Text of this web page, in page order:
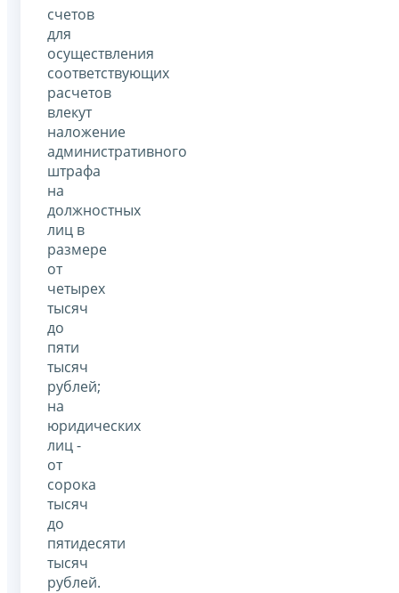
счетов
для
осуществления
соответствующих
расчетов
влекут
наложение
административного
штрафа
на
должностных
лиц в
размере
от
четырех
тысяч
до
пяти
тысяч
рублей;
на
юридических
лиц -
от
сорока
тысяч
до
пятидесяти
тысяч
рублей.